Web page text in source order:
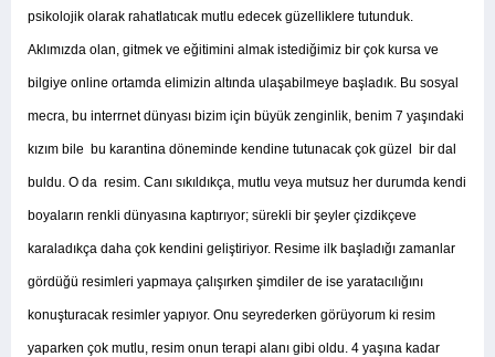
psikolojik olarak rahatlatıcak mutlu edecek güzelliklere tutunduk.
Aklımızda olan, gitmek ve eğitimini almak istediğimiz bir çok kursa ve
bilgiye online ortamda elimizin altında ulaşabilmeye başladık. Bu sosyal
mecra, bu interrnet dünyası bizim için büyük zenginlik, benim 7 yaşındaki
kızım bile bu karantina döneminde kendine tutunacak çok güzel bir dal
buldu. O da resim. Canı sıkıldıkça, mutlu veya mutsuz her durumda kendi
boyaların renkli dünyasına kaptırıyor; sürekli bir şeyler çizdikçeve
karaladıkça daha çok kendini geliştiriyor. Resime ilk başladığı zamanlar
gördüğü resimleri yapmaya çalışırken şimdiler de ise yaratacılığını
konuşturacak resimler yapıyor. Onu seyrederken görüyorum ki resim
yaparken çok mutlu, resim onun terapi alanı gibi oldu. 4 yaşına kadar